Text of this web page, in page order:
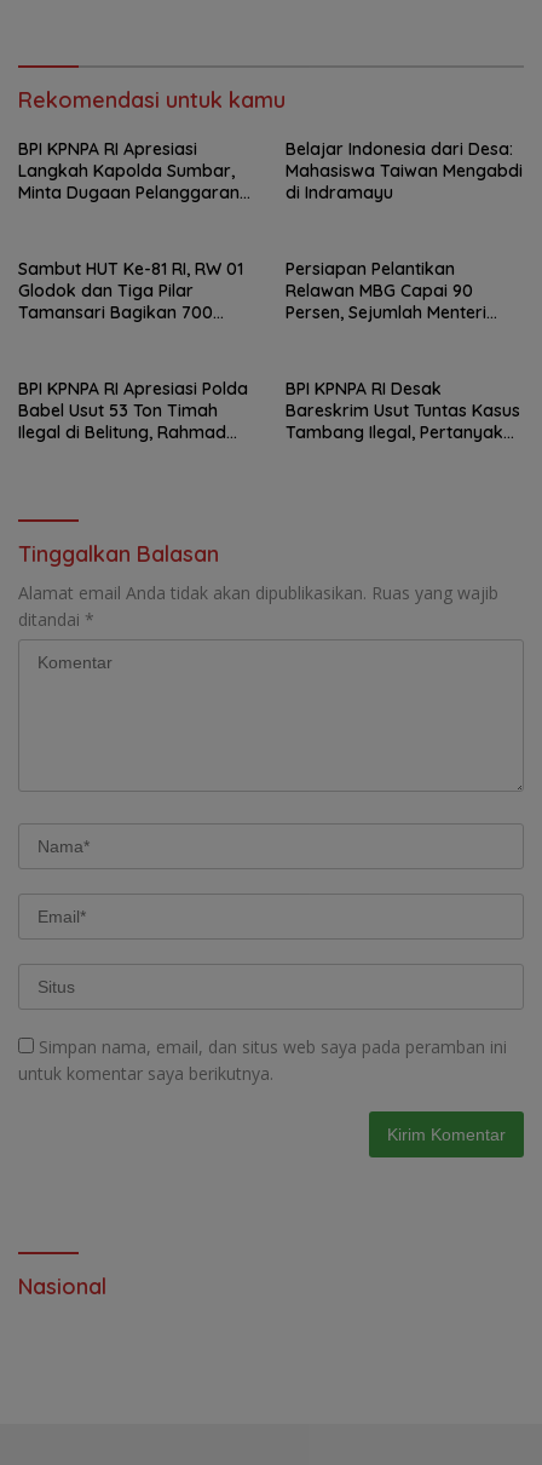
Rekomendasi untuk kamu
BPI KPNPA RI Apresiasi
Langkah Kapolda Sumbar,
Minta Dugaan Pelanggaran
Belajar Indonesia dari Desa:
Mahasiswa Taiwan Mengabdi
di Indramayu
Sambut HUT Ke-81 RI, RW 01
Glodok dan Tiga Pilar
Tamansari Bagikan 700
Persiapan Pelantikan
Relawan MBG Capai 90
Persen, Sejumlah Menteri
BPI KPNPA RI Apresiasi Polda
Babel Usut 53 Ton Timah
Ilegal di Belitung, Rahmad
BPI KPNPA RI Desak
Bareskrim Usut Tuntas Kasus
Tambang Ilegal, Pertanyakan
Tinggalkan Balasan
Alamat email Anda tidak akan dipublikasikan. Ruas yang wajib
ditandai *
Simpan nama, email, dan situs web saya pada peramban ini
untuk komentar saya berikutnya.
Nasional